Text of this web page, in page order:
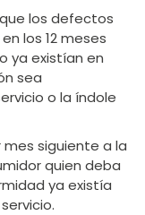
los defectos
los 12 meses
ya existían en
sea
o la índole
siguiente a la
quien deba
ya existía